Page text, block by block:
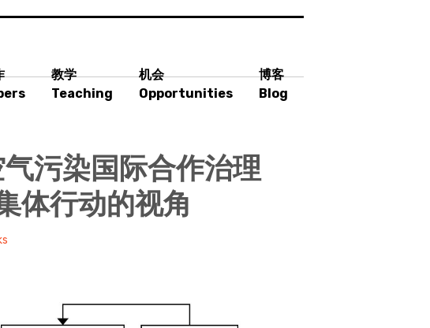
教学
Teaching
机会
Opportunities
博客
Blog
污染国际合作治理
体行动的视角